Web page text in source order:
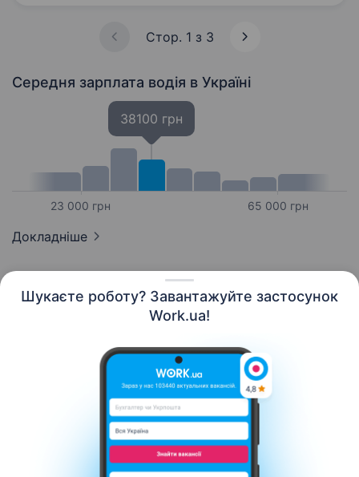
Шукаєте роботу? Завантажуйте застосунок
Work.ua!
Стор. 1 з 3
Середня зарплата водія в Україні
23 000 грн
38100 грн
65 000 грн
Докладніше
Контакти Про нас Кар’єра